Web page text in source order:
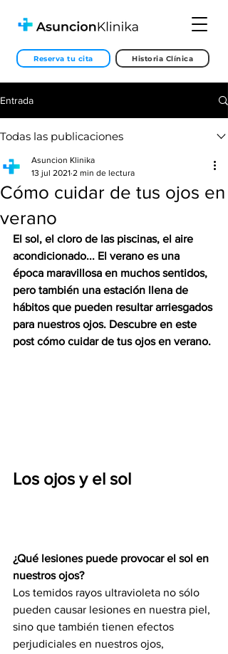
Reserva tu cita Historia Clínica
Entrada
Todas las publicaciones
Cómo cuidar de tus ojos en
verano
Asuncion Klinika
13 jul 2021 2 min de lectura
El sol, el cloro de las piscinas, el aire
acondicionado... El verano es una
época maravillosa en muchos sentidos,
pero también una estación llena de
hábitos que pueden resultar arriesgados
para nuestros ojos. Descubre en este
post cómo cuidar de tus ojos en verano.
Los ojos y el sol
¿Qué lesiones puede provocar el sol en
nuestros ojos?
Los temidos rayos ultravioleta no sólo
pueden causar lesiones en nuestra piel,
sino que también tienen efectos
perjudiciales en nuestros ojos,